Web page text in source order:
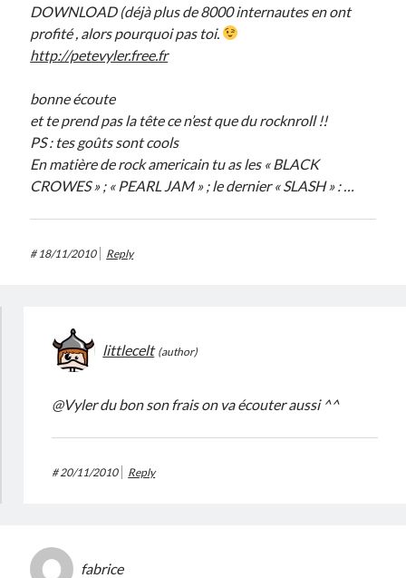
DOWNLOAD (déjà plus de 8000 internautes en ont
profité , alors pourquoi pas toi.
http://petevyler.free.fr
bonne écoute
et te prend pas la tête ce n’est que du rocknroll !!
PS : tes goûts sont cools
En matière de rock americain tu as les « BLACK
CROWES » ; « PEARL JAM » ; le dernier « SLASH » : …
# 18/11/2010 Reply
littlecelt
@Vyler du bon son frais on va écouter aussi ^^
#20/11/2010 Reply
fabrice